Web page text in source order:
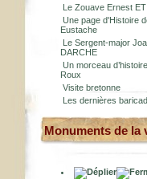
Le Zouave Ernest
Une page d'Histoire
Eustache
Le Sergent-major
DARCHE
Un morceau
Roux
Visite bretonne
Les dernières
Monuments de la